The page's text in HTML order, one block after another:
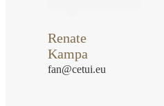
Renate
Kampa
fan@cetui.eu